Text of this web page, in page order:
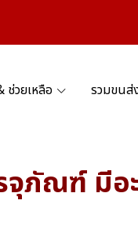
ช่วยเหลือ รวมขนส่
ภัณฑ์ มีอ